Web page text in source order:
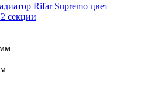
Rifar Supremo цвет
секции